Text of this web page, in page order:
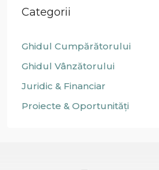
Categorii
Ghidul Cumpărătorului
Ghidul Vânzătorului
Juridic & Financiar
Proiecte & Oportunități